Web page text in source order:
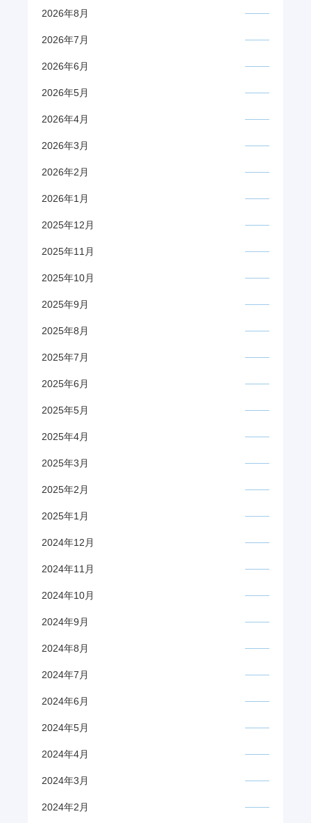
2026年8月
2026年7月
2026年6月
2026年5月
2026年4月
2026年3月
2026年2月
2026年1月
2025年12月
2025年11月
2025年10月
2025年9月
2025年8月
2025年7月
2025年6月
2025年5月
2025年4月
2025年3月
2025年2月
2025年1月
2024年12月
2024年11月
2024年10月
2024年9月
2024年8月
2024年7月
2024年6月
2024年5月
2024年4月
2024年3月
2024年2月